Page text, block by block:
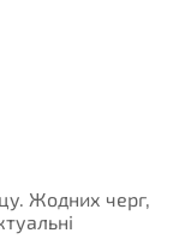
Жодних черг,